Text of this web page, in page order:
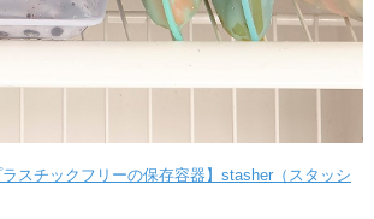
スチックフリーの保存容器】stasher（スタッシ